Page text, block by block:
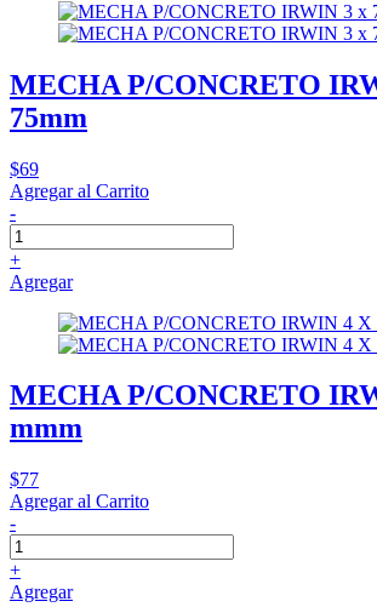
MECHA P/CONCRETO
75mm
$69
Agregar al Carrito
-
+
Agregar
MECHA P/CONCRETO
mmm
$77
Agregar al Carrito
-
+
Agregar